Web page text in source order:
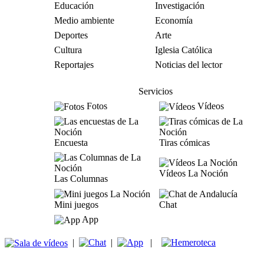
Educación
Investigación
Medio ambiente
Economía
Deportes
Arte
Cultura
Iglesia Católica
Reportajes
Noticias del lector
Servicios
Fotos
Vídeos
Encuesta Tiras cómicas
Las Columnas
Vídeos La Noción
Mini juegos
Chat
App
| | |